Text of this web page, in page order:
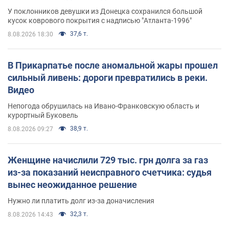
назад завоевала "золото" Олимпиады
У поклонников девушки из Донецка сохранился большой
кусок коврового покрытия с надписью "Атланта-1996"
8.08.2026 18:30 37,6 т.
В Прикарпатье после аномальной жары прошел
сильный ливень: дороги превратились в реки.
Видео
Непогода обрушилась на Ивано-Франковскую область и
курортный Буковель
8.08.2026 09:27 38,9 т.
Женщине начислили 729 тыс. грн долга за газ
из-за показаний неисправного счетчика: судья
вынес неожиданное решение
Нужно ли платить долг из-за доначисления
8.08.2026 14:43 32,3 т.